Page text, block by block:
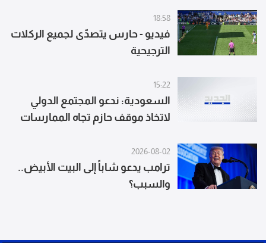
18:58
فيديو - حارس يتصدّى لجميع الركلات
الترجيحية
15:22
السعودية: ندعو المجتمع الدولي
لاتخاذ موقف حازم تجاه الممارسات
الملاحة
2026-08-02
ترامب يدعو شاباً إلى البيت الأبيض..
والسبب؟